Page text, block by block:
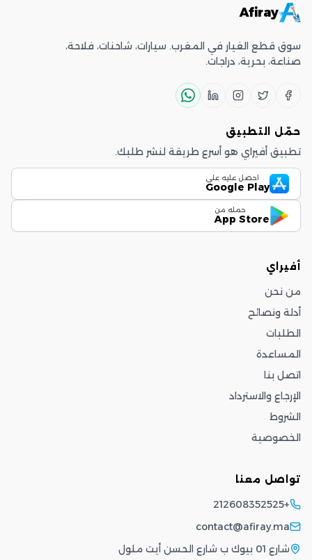
Afiray
سوق قطع الغيار في المغرب. سيارات، شاحنات، فلاحة،
صناعة، بحرية، دراجات.
حمّل التطبيق
تطبيق أفيراي هو أسرع طريقة لنشر طلبك.
احصل عليه على
Google Play
حمله من
App Store
أفيراي
من نحن
أدلة ونصائح
الطلبات
المساعدة
اتصل بنا
الإرجاع والاسترداد
الشروط
الخصوصية
تواصل معنا
+212608352525
contact@afiray.ma
شارع 01 بيوك ب شارع الحسن أيت ملول